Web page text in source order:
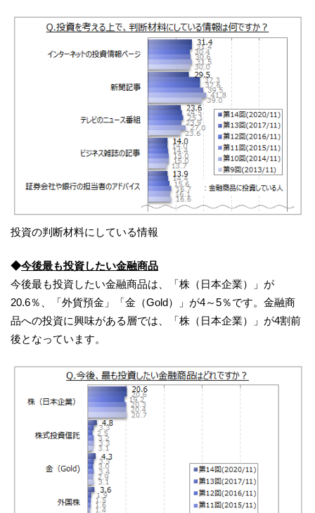
投資の判断材料にしている情報
◆今後最も投資したい金融商品
今後最も投資したい金融商品は、「株（日本企業）」が
20.6％、「外貨預金」「金（Gold）」が4～5％です。金融商
品への投資に興味がある層では、「株（日本企業）」が4割前
後となっています。